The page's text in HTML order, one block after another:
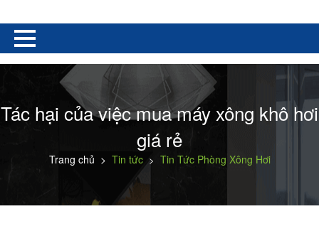
Tác hại của việc mua máy xông khô hơi
giá rẻ
Trang chủ > Tin tức> Tin Tức Phòng Xông Hơi